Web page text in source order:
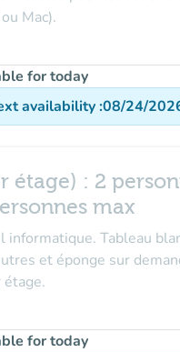
Mac).
for today
availability:08/24/
étage) : 2
max
informatique. Tableau
et éponge sur
étage.
for today